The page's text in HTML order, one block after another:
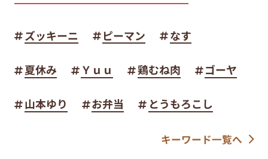
ズッキーニ ピーマン なす
夏休み Ｙｕｕ 鶏むね肉 ゴーヤ
山本ゆり お弁当 とうもろこし
キーワード一覧へ